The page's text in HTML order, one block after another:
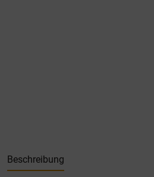
Beschreibung